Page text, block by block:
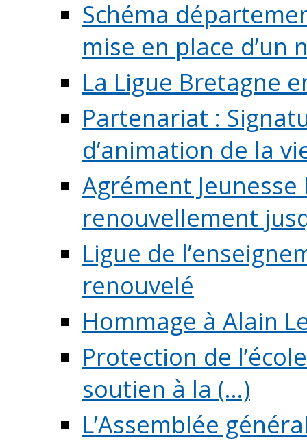
Schéma
mise en place d’un
La Ligue Bretagne
Partenariat :
d’animation de la
Agrément
renouvellement
Ligue de
renouvelé
Hommage à Alain
Protection de
soutien à la (...)
L’Assemblée